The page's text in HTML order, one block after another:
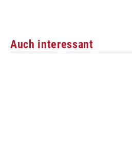
Auch interessant